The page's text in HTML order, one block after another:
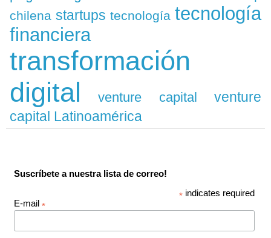
chilena startups tecnología tecnología
financiera
transformación
digital
venture capital
venture
capital Latinoamérica
Suscríbete a nuestra lista de correo!
* indicates required
E-mail *